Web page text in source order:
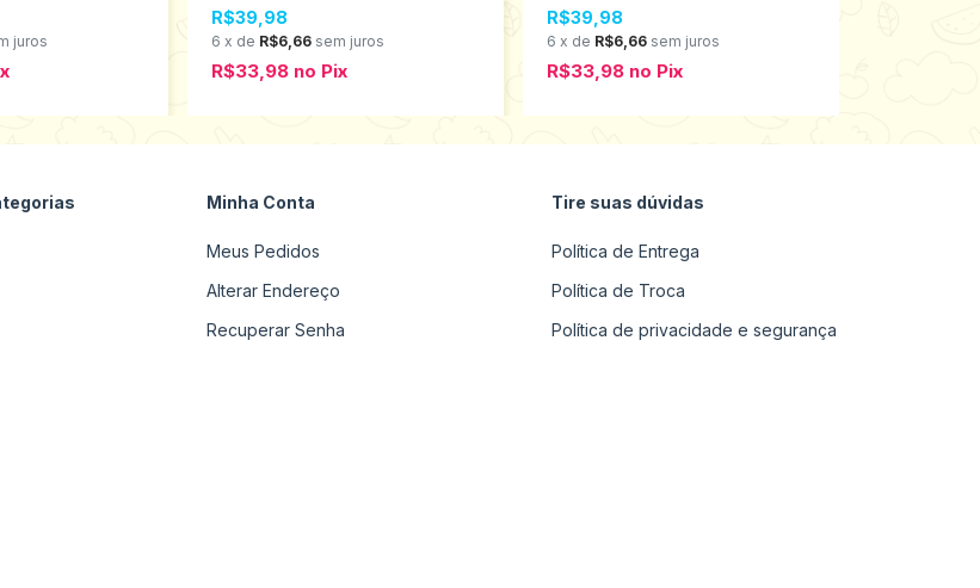
juros
R$39,98
6 x de R$6,66 sem juros
R$33,98 no Pix
R$39,98
6 x de R$6,66 sem juros
R$33,98 no Pix
Minha Conta
Meus Pedidos
Alterar Endereço
Recuperar Senha
Tire suas dúvidas
Política de Entrega
Política de Troca
Política de privacidade e segurança